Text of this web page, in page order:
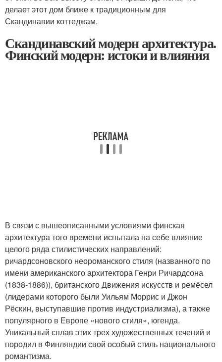
делает этот дом ближе к традиционным для
Скандинавии коттеджам.
Скандинавский модерн архитектура.
Финский модерн: истоки и влияния
В связи с вышеописанными условиями финская
архитектура того времени испытала на себе влияние
целого ряда стилистических направлений:
ричардсоновского неороманского стиля (названного по
имени американского архитектора Генри Ричардсона
(1838-1886)), британского Движения искусств и ремёсел
(лидерами которого были Уильям Моррис и Джон
Рёскин, выступавшие против индустриализма), а также
популярного в Европе «нового стиля», югенда.
Уникальный сплав этих трех художественных течений и
породил в Финляндии свой особый стиль национального
романтизма.